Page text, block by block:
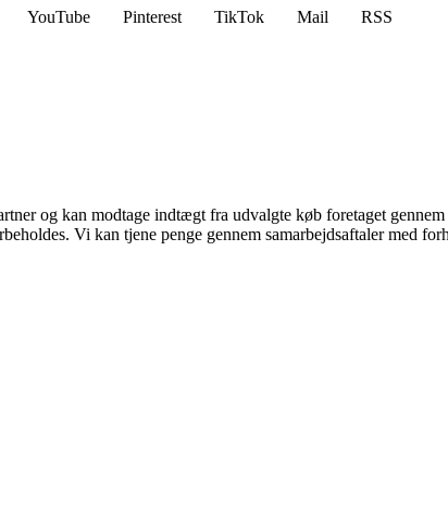
YouTube Pinterest TikTok Mail
RSS
og kan modtage indtægt fra udvalgte køb foretaget gennem
Vi kan tjene penge gennem samarbejdsaftaler med